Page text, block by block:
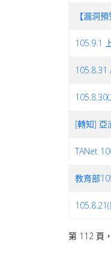
【漏洞
105.9.1
105.8.31
[轉知] 亞
TANet
教育部
第 112 頁